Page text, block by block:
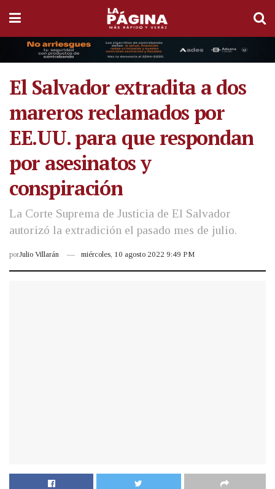
El Salvador extradita a dos
mareros reclamados por
EE.UU. para que respondan
por asesinatos y
conspiración
La Corte Suprema de Justicia de El Salvador
autorizó la extradición el pasado mes de julio.
porJulio Villarán miércoles, 10 agosto 2022 9:49 PM